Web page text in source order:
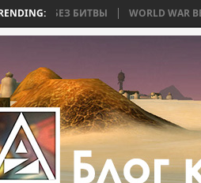
WORLD WAR BEE 2. ЧАСТЬ